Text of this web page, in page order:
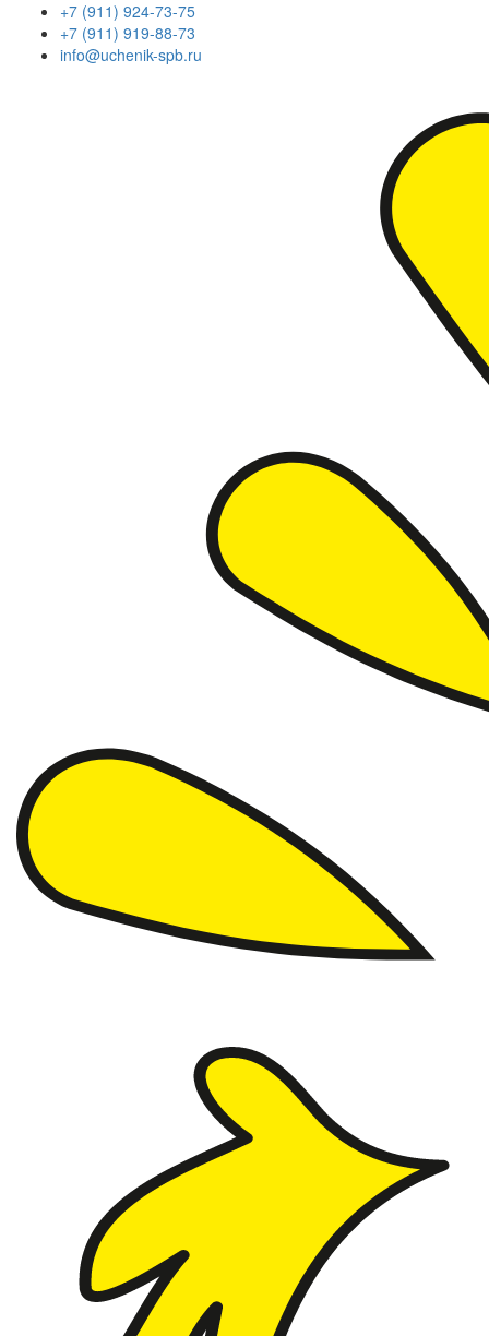
+7 (911) 924-73-75
+7 (911) 919-88-73
info@uchenik-spb.ru